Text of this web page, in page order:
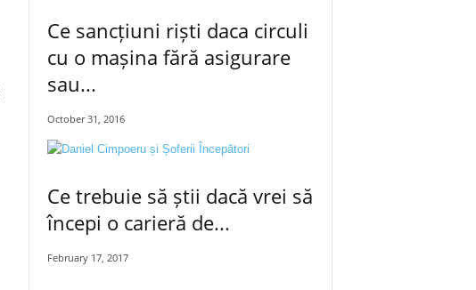
Ce sancțiuni riști daca circuli
cu o mașina fără asigurare
sau...
October 31, 2016
Ce trebuie să știi dacă vrei să
începi o carieră de...
February 17, 2017